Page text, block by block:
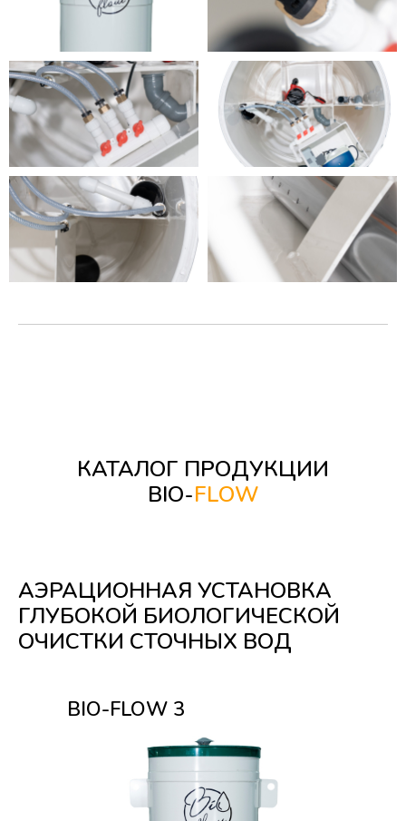
КАТАЛОГ ПРОДУКЦИИ
BIO-FLOW
АЭРАЦИОННАЯ УСТАНОВКА
ГЛУБОКОЙ БИОЛОГИЧЕСКОЙ
ОЧИСТКИ СТОЧНЫХ ВОД
BIO-FLOW 3